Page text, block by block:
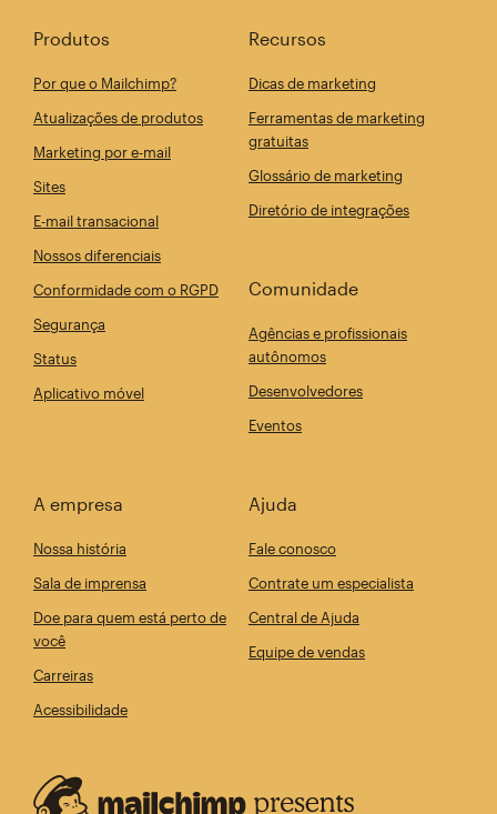
Produtos
Por que o Mailchimp?
Atualizações de produtos
Marketing por e-mail
Sites
E-mail transacional
Nossos diferenciais
Conformidade com o RGPD
Segurança
Status
Aplicativo móvel
Recursos
Dicas de marketing
Ferramentas de marketing
gratuitas
Glossário de marketing
Diretório de integrações
Comunidade
Agências e profissionais
autônomos
Desenvolvedores
Eventos
A empresa
Nossa história
Sala de imprensa
Doe para quem está perto de
você
Carreiras
Acessibilidade
Ajuda
Fale conosco
Contrate um especialista
Central de Ajuda
Equipe de vendas